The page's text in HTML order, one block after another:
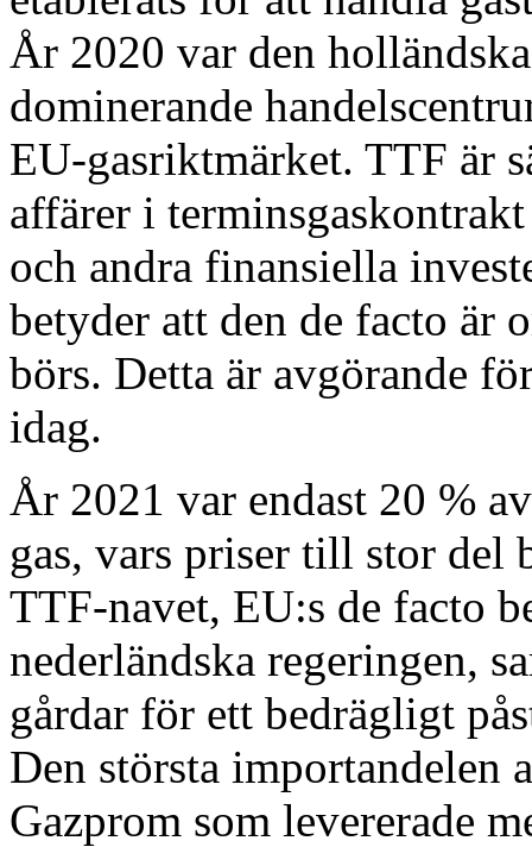
År 2020 var den
dominerande
EU-gasriktmärket. TTF är
affärer i
och andra finansiella
betyder att den de facto är
börs. Detta är avgörande
idag.
År 2021 var endast 20 %
gas, vars priser till stor del
TTF-navet, EU:s de facto
nederländska regeringen,
gårdar för ett bedrägligt
Den största importandelen
Gazprom som levererade